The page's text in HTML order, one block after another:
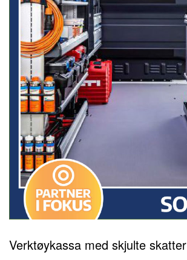
Verktøykassa med skjulte skatter